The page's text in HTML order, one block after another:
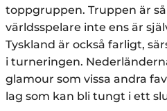
toppgruppen. Truppen är
världsspelare inte ens är
Tyskland är också farligt,
i turneringen.
glamour som vissa andra
lag som kan bli tungt i ett